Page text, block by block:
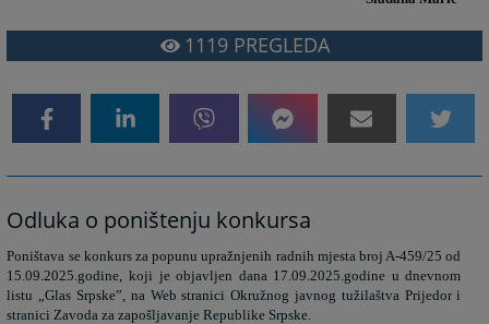
1119PREGLEDA
Odluka o poništenju konkursa
Poništava se konkurs za popunu upražnjenih radnih mjesta broj A-459/25 od
15.09.2025.godine, koji je objavljen dana 17.09.2025.godine u dnevnom
listu „Glas Srpske”, na Web stranici Okružnog javnog tužilaštva Prijedor i
stranici Zavoda za zapošljavanje Republike Srpske.